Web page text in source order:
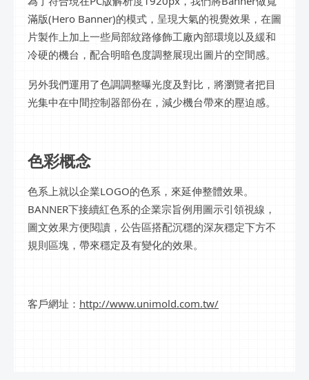
滿版(Hero Banner)的模式，呈現大氣的視覺效果，在圖
片製作上加上一些局部紋路修飾工廠內部環境以及緩和
冷硬的機台，配合明暗色度調整展現出圖片的空間感。
另外我們運用了色調調整曝光度及對比，將瀏覽者把目
光集中在中間控制器部份在，減少機台帶來的壓迫感。
色彩概念
色系上就以企業LOGO的色系，來延伸整體效果。
BANNER下接續紅色系的企業宗旨例用圖示引領視線，
圖文效果方便閱讀，公告區搭配沉穩的深灰穩定下方不
規則區塊，帶來穩定及有變化的效果。
客戶網址： http://www.unimold.com.tw/